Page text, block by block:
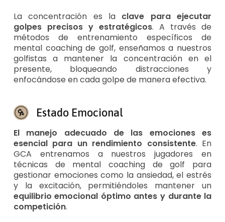
La concentración es la clave para ejecutar
golpes precisos y estratégicos. A través de
métodos de entrenamiento específicos de
mental coaching de golf, enseñamos a nuestros
golfistas a mantener la concentración en el
presente, bloqueando distracciones y
enfocándose en cada golpe de manera efectiva.
Estado Emocional
El manejo adecuado de las emociones es
esencial para un rendimiento consistente. En
GCA entrenamos a nuestros jugadores en
técnicas de mental coaching de golf para
gestionar emociones como la ansiedad, el estrés
y la excitación, permitiéndoles mantener un
equilibrio emocional óptimo antes y durante la
competición.